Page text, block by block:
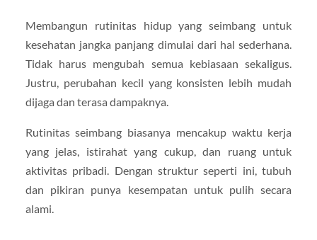
Membangun rutinitas hidup yang seimbang untuk
kesehatan jangka panjang dimulai dari hal sederhana.
Tidak harus mengubah semua kebiasaan sekaligus.
Justru, perubahan kecil yang konsisten lebih mudah
dijaga dan terasa dampaknya.
Rutinitas seimbang biasanya mencakup waktu kerja
yang jelas, istirahat yang cukup, dan ruang untuk
aktivitas pribadi. Dengan struktur seperti ini, tubuh
dan pikiran punya kesempatan untuk pulih secara
alami.